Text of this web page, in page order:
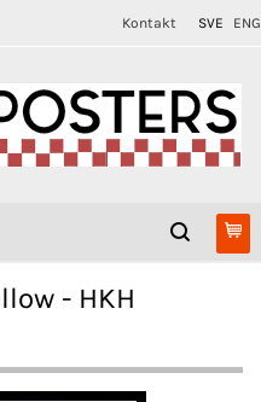
Kontakt SVE ENG
- HKH